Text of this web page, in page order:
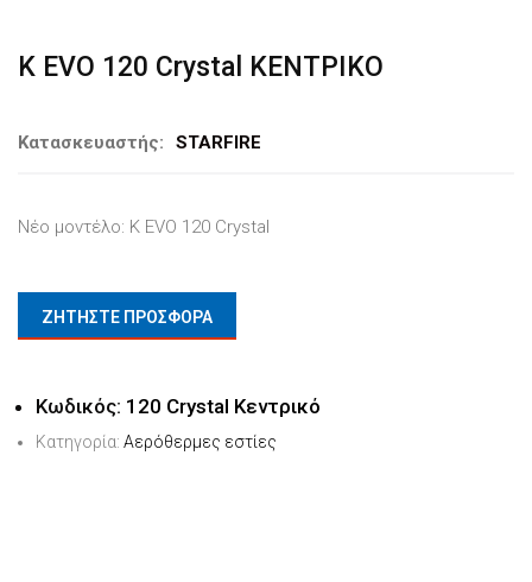
K EVO 120 Crystal ΚΕΝΤΡΙΚΟ
Κατασκευαστής: STARFIRE
Νέο μοντέλο: Κ EVO 120 Crystal
ΖΗΤΗΣΤΕ ΠΡΟΣΦΟΡΑ
Κωδικός: 120 Crystal Kεντρικό
Κατηγορία: Αερόθερμες εστίες